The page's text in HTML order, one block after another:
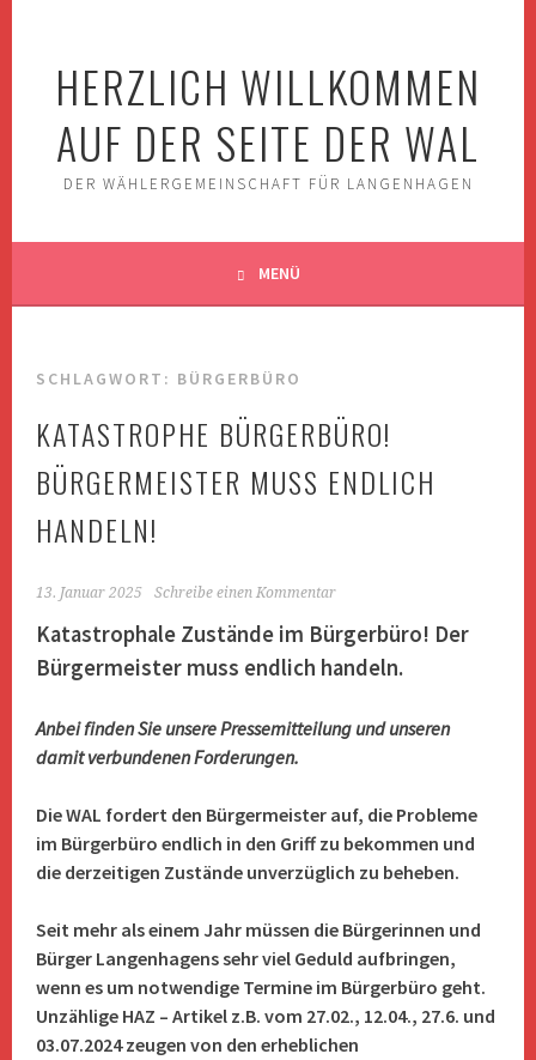
HERZLICH WILLKOMMEN
AUF DER SEITE DER WAL
DER WÄHLERGEMEINSCHAFT FÜR LANGENHAGEN
MENÜ
SCHLAGWORT: BÜRGERBÜRO
KATASTROPHE BÜRGERBÜRO!
BÜRGERMEISTER MUSS ENDLICH
HANDELN!
13. Januar 2025 Schreibe einen Kommentar
Katastrophale Zustände im Bürgerbüro! Der
Bürgermeister muss endlich handeln.
Anbei finden Sie unsere Pressemitteilung und unseren
damit verbundenen Forderungen.
Die WAL fordert den Bürgermeister auf, die Probleme
im Bürgerbüro endlich in den Griff zu bekommen und
die derzeitigen Zustände unverzüglich zu beheben.
Seit mehr als einem Jahr müssen die Bürgerinnen und
Bürger Langenhagens sehr viel Geduld aufbringen,
wenn es um notwendige Termine im Bürgerbüro geht.
Unzählige HAZ – Artikel z.B. vom 27.02., 12.04., 27.6. und
03.07.2024 zeugen von den erheblichen